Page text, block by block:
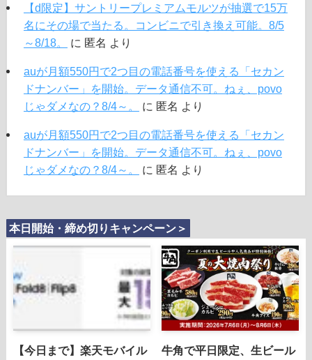
【d限定】サントリープレミアムモルツが抽選で15万
名にその場で当たる。コンビニで引き換え可能。8/5
～8/18。
に 匿名 より
auが月額550円で2つ目の電話番号を使える「セカン
ドナンバー」を開始。データ通信不可。ねぇ、povo
じゃダメなの？8/4～。
に 匿名 より
auが月額550円で2つ目の電話番号を使える「セカン
ドナンバー」を開始。データ通信不可。ねぇ、povo
じゃダメなの？8/4～。
に 匿名 より
本日開始・締め切りキャンペーン＞
【今日まで】楽天モバイル
牛角で平日限定、生ビール